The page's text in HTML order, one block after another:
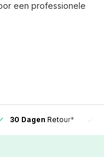
een professionele
30 Dagen Retour*